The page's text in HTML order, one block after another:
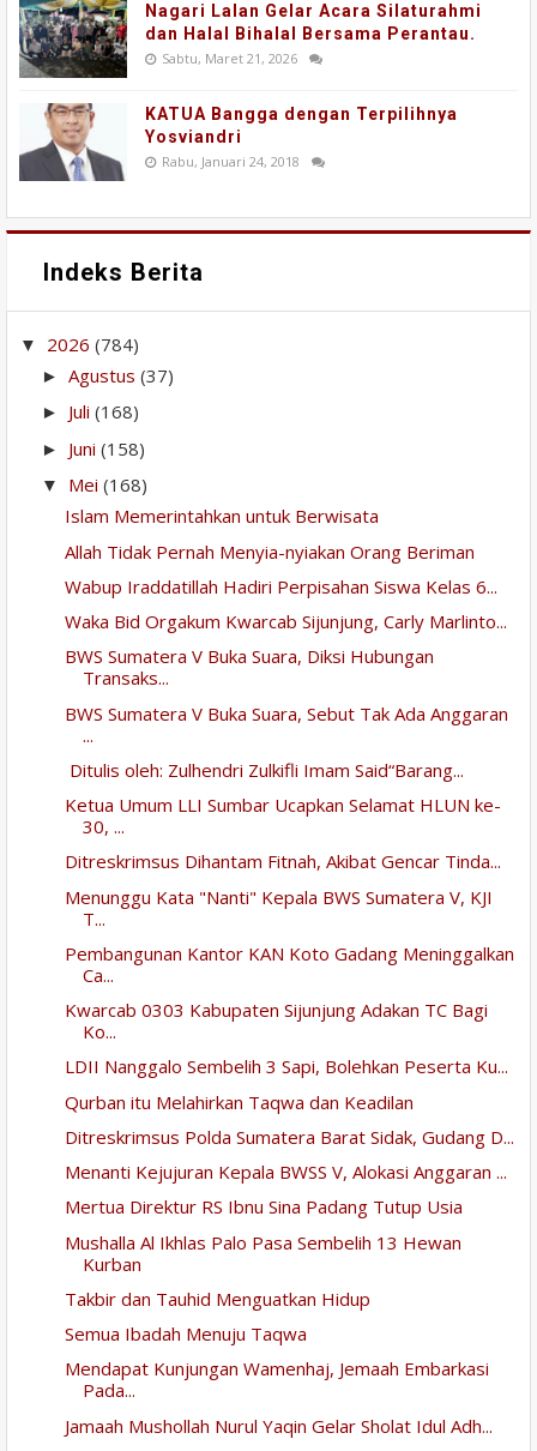
Nagari Lalan Gelar Acara Silaturahmi
dan Halal Bihalal Bersama Perantau.
Sabtu, Maret 21, 2026
KATUA Bangga dengan Terpilihnya
Yosviandri
Rabu, Januari 24, 2018
Indeks Berita
▼ 2026 (784)
► Agustus (37)
► Juli (168)
► Juni (158)
▼ Mei (168)
Islam Memerintahkan untuk Berwisata
Allah Tidak Pernah Menyia-nyiakan Orang Beriman
Wabup Iraddatillah Hadiri Perpisahan Siswa Kelas 6...
Waka Bid Orgakum Kwarcab Sijunjung, Carly Marlinto...
BWS Sumatera V Buka Suara, Diksi Hubungan
Transaks...
BWS Sumatera V Buka Suara, Sebut Tak Ada Anggaran
...
Ditulis oleh: Zulhendri Zulkifli Imam Said“Barang...
Ketua Umum LLI Sumbar Ucapkan Selamat HLUN ke-
30, ...
Ditreskrimsus Dihantam Fitnah, Akibat Gencar Tinda...
Menunggu Kata "Nanti" Kepala BWS Sumatera V, KJI
T...
Pembangunan Kantor KAN Koto Gadang Meninggalkan
Ca...
Kwarcab 0303 Kabupaten Sijunjung Adakan TC Bagi
Ko...
LDII Nanggalo Sembelih 3 Sapi, Bolehkan Peserta Ku...
Qurban itu Melahirkan Taqwa dan Keadilan
Ditreskrimsus Polda Sumatera Barat Sidak, Gudang D...
Menanti Kejujuran Kepala BWSS V, Alokasi Anggaran ...
Mertua Direktur RS Ibnu Sina Padang Tutup Usia
Mushalla Al Ikhlas Palo Pasa Sembelih 13 Hewan
Kurban
Takbir dan Tauhid Menguatkan Hidup
Semua Ibadah Menuju Taqwa
Mendapat Kunjungan Wamenhaj, Jemaah Embarkasi
Pada...
Jamaah Mushollah Nurul Yaqin Gelar Sholat Idul Adh...